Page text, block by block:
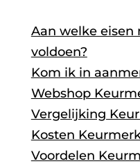
Aan welke
voldoen?
Kom ik in
Webshop
Vergelijking
Kosten
Voordelen